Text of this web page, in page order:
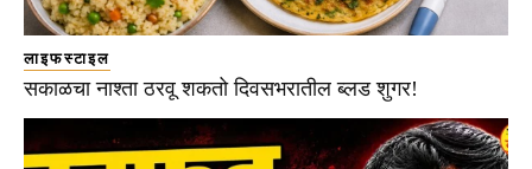
लाइफस्टाइल
सकाळचा नाश्ता ठरवू शकतो दिवसभरातील ब्लड शुगर!